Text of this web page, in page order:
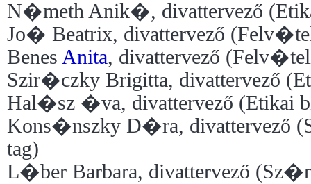
N�meth Anik�, divattervező
Jo� Beatrix, divattervező
Benes Anita, divattervező
Szir�czky Brigitta, divattervező
Hal�sz �va, divattervező (Etikai
Kons�nszky D�ra, divattervező
tag)
L�ber Barbara, divattervező